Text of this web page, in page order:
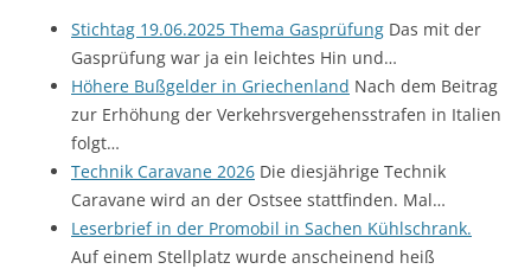
Stichtag 19.06.2025 Thema Gasprüfung Das mit der
Gasprüfung war ja ein leichtes Hin und…
Höhere Bußgelder in Griechenland Nach dem Beitrag
zur Erhöhung der Verkehrsvergehensstrafen in Italien
folgt…
Technik Caravane 2026 Die diesjährige Technik
Caravane wird an der Ostsee stattfinden. Mal…
Leserbrief in der Promobil in Sachen Kühlschrank.
Auf einem Stellplatz wurde anscheinend heiß